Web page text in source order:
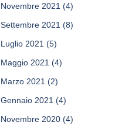
Novembre 2021 (4)
Settembre 2021 (8)
Luglio 2021 (5)
Maggio 2021 (4)
Marzo 2021 (2)
Gennaio 2021 (4)
Novembre 2020 (4)